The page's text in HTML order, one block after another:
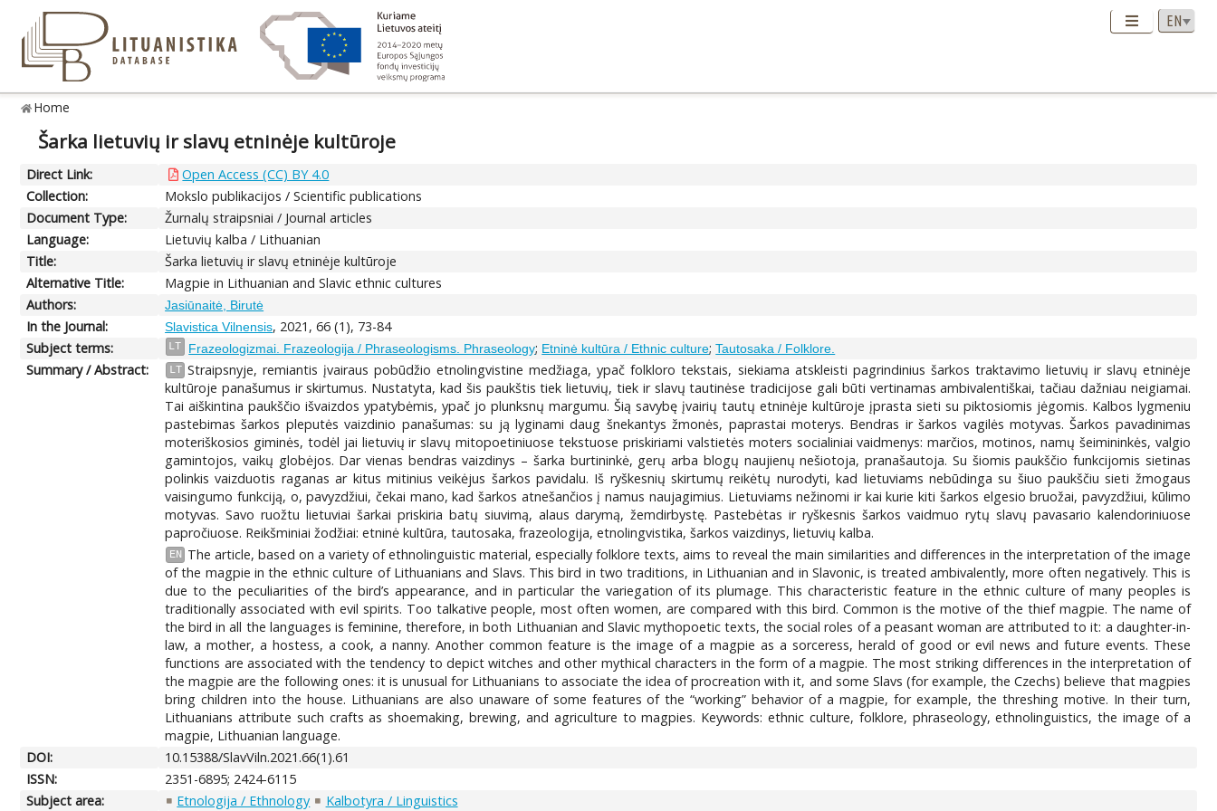
Home
Šarka lietuvių ir slavų etninėje kultūroje
Direct Link:
Open Access (CC) BY 4.0
Collection:
Mokslo publikacijos / Scientific publications
Document Type:
Žurnalų straipsniai / Journal articles
Language:
Lietuvių kalba / Lithuanian
Title:
Šarka lietuvių ir slavų etninėje kultūroje
Alternative Title:
Magpie in Lithuanian and Slavic ethnic cultures
Authors:
Jasiūnaitė, Birutė
In the Journal: Slavistica Vilnensis, 2021, 66 (1), 73-84
Subject terms:
LT Frazeologizmai. Frazeologija / Phraseologisms. Phraseology; Etninė kultūra / Ethnic culture;Tautosaka / Folklore.
Summary / Abstract: LT Straipsnyje, remiantis įvairaus pobūdžio etnolingvistine medžiaga, ypač folkloro tekstais, siekiama atskleisti pagrindinius šarkos traktavimo lietuvių ir slavų etninėje
kultūroje panašumus ir skirtumus. Nustatyta, kad šis paukštis tiek lietuvių, tiek ir slavų tautinėse tradicijose gali būti vertinamas ambivalentiškai, tačiau dažniau neigiamai.
Tai aiškintina paukščio išvaizdos ypatybėmis, ypač jo plunksnų margumu. Šią savybę įvairių tautų etninėje kultūroje įprasta sieti su piktosiomis jėgomis. Kalbos lygmeniu
pastebimas šarkos pleputės vaizdinio panašumas: su ją lyginami daug šnekantys žmonės, paprastai moterys. Bendras ir šarkos vagilės motyvas. Šarkos pavadinimas
moteriškosios giminės, todėl jai lietuvių ir slavų mitopoetiniuose tekstuose priskiriami valstietės moters socialiniai vaidmenys: marčios, motinos, namų šeimininkės, valgio
gamintojos, vaikų globėjos. Dar vienas bendras vaizdinys – šarka burtininkė, gerų arba blogų naujienų nešiotoja, pranašautoja. Su šiomis paukščio funkcijomis sietinas
polinkis vaizduotis raganas ar kitus mitinius veikėjus šarkos pavidalu. Iš ryškesnių skirtumų reikėtų nurodyti, kad lietuviams nebūdinga su šiuo paukščiu sieti žmogaus
vaisingumo funkciją, o, pavyzdžiui, čekai mano, kad šarkos atnešančios į namus naujagimius. Lietuviams nežinomi ir kai kurie kiti šarkos elgesio bruožai, pavyzdžiui, kūlimo
motyvas. Savo ruožtu lietuviai šarkai priskiria batų siuvimą, alaus darymą, žemdirbystę. Pastebėtas ir ryškesnis šarkos vaidmuo rytų slavų pavasario kalendoriniuose
papročiuose. Reikšminiai žodžiai: etninė kultūra, tautosaka, frazeologija, etnolingvistika, šarkos vaizdinys, lietuvių kalba.
EN
The article, based on a variety of ethnolinguistic material, especially folklore texts, aims to reveal the main similarities and differences in the interpretation of the image
of the magpie in the ethnic culture of Lithuanians and Slavs. This bird in two traditions, in Lithuanian and in Slavonic, is treated ambivalently, more often negatively. This is
due to the peculiarities of the bird’s appearance, and in particular the variegation of its plumage. This characteristic feature in the ethnic culture of many peoples is
traditionally associated with evil spirits. Too talkative people, most often women, are compared with this bird. Common is the motive of the thief magpie. The name of
the bird in all the languages is feminine, therefore, in both Lithuanian and Slavic mythopoetic texts, the social roles of a peasant woman are attributed to it: a daughter-in-
law, a mother, a hostess, a cook, a nanny. Another common feature is the image of a magpie as a sorceress, herald of good or evil news and future events. These
functions are associated with the tendency to depict witches and other mythical characters in the form of a magpie. The most striking differences in the interpretation of
the magpie are the following ones: it is unusual for Lithuanians to associate the idea of procreation with it, and some Slavs (for example, the Czechs) believe that magpies
bring children into the house. Lithuanians are also unaware of some features of the “working” behavior of a magpie, for example, the threshing motive. In their turn,
Lithuanians attribute such crafts as shoemaking, brewing, and agriculture to magpies. Keywords: ethnic culture, folklore, phraseology, ethnolinguistics, the image of a
magpie, Lithuanian language.
DOI:
10.15388/SlavViln.2021.66(1).61
ISSN:
2351-6895; 2424-6115
Subject area:
Etnologija / Ethnology Kalbotyra / Linguistics